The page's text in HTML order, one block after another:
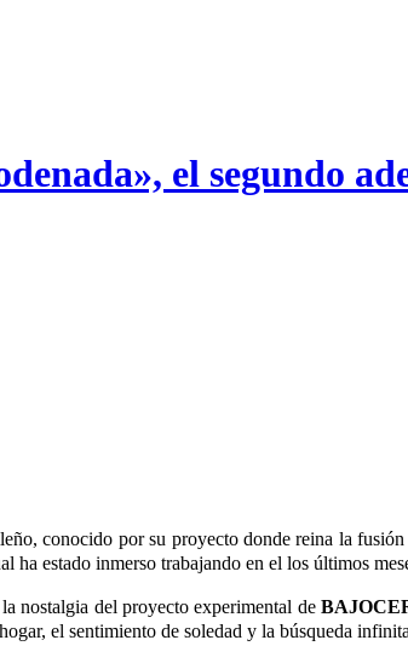
el segundo
conocido por su proyecto donde reina la
ha estado inmerso trabajando en el los últimos
nostalgia del proyecto experimental de
el sentimiento de soledad y la búsqueda